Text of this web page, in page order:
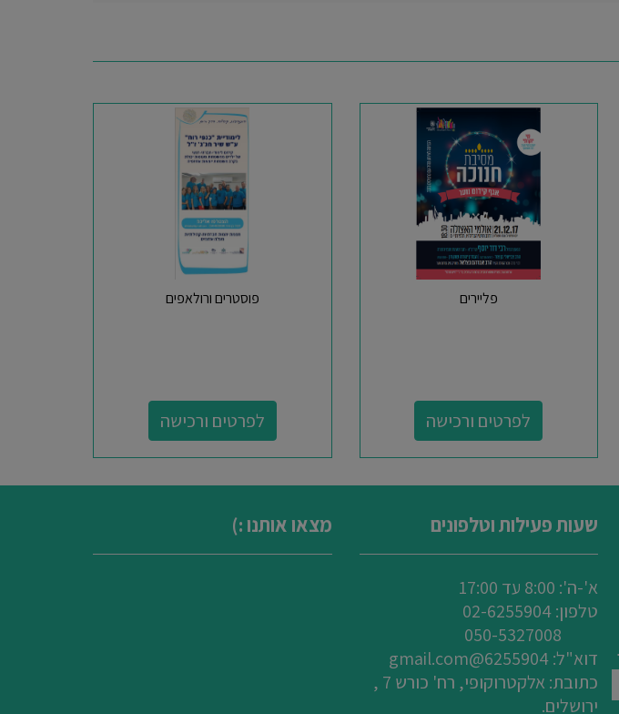
פליירים
לפרטים ורכישה
פוסטרים ורולאפים
לפרטים ורכישה
שעות פעילות וטלפונים
א'-ה': 8:00 עד 17:00
טלפון: 02-6255904
דוא"ל:6255904@gmail.com
כתובת: אלקטרוקופי, רח' כורש 7 ,
ירושלים.
מצאו אותנו :)